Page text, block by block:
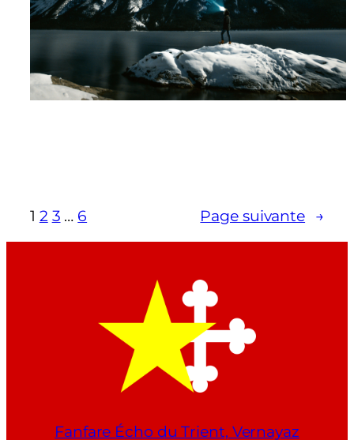
1 2 3 … 6 Page suivante →
Fanfare Écho du Trient, Vernayaz